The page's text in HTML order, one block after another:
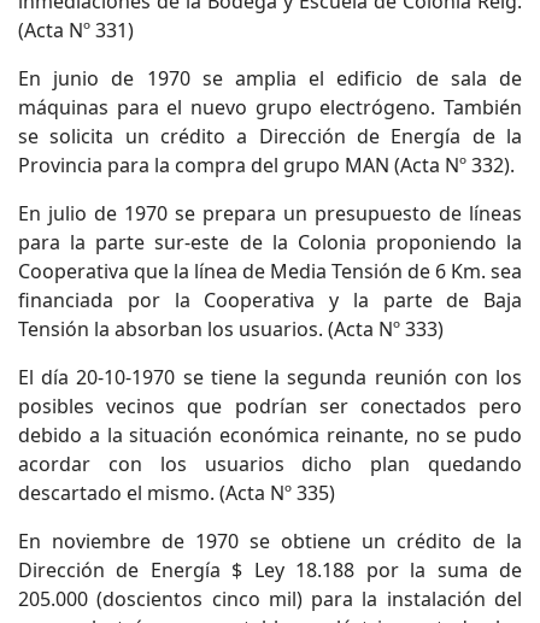
(Acta Nº 331)
En junio de 1970 se amplia el edificio de sala de
máquinas para el nuevo grupo electrógeno. También
se solicita un crédito a Dirección de Energía de la
Provincia para la compra del grupo MAN (Acta Nº 332).
En julio de 1970 se prepara un presupuesto de líneas
para la parte sur-este de la Colonia proponiendo la
Cooperativa que la línea de Media Tensión de 6 Km. sea
financiada por la Cooperativa y la parte de Baja
Tensión la absorban los usuarios. (Acta Nº 333)
El día 20-10-1970 se tiene la segunda reunión con los
posibles vecinos que podrían ser conectados pero
debido a la situación económica reinante, no se pudo
acordar con los usuarios dicho plan quedando
descartado el mismo. (Acta Nº 335)
En noviembre de 1970 se obtiene un crédito de la
Dirección de Energía $ Ley 18.188 por la suma de
205.000 (doscientos cinco mil) para la instalación del